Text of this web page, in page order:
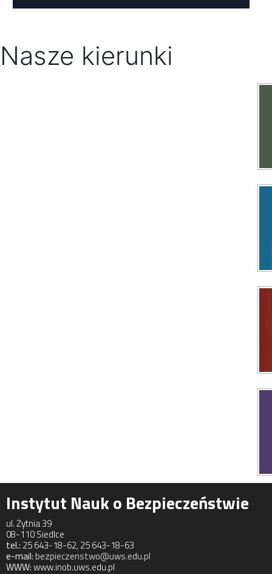
Nasze kierunki
Instytut Nauk o Bezpieczeństwie
ul. Żytnia 39
08-110 Siedlce
tel.: 25 643-18-62, 25 643-18-63
e-mail:bezpieczenstwo@uws.edu.pl
WWW:www.inob.uws.edu.pl